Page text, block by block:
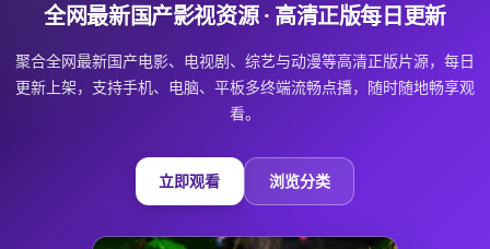
全网最新国产影视资源· 高清正版每日更新
聚合全网最新国产电影、电视剧、综艺与动漫等高清正版片源，每日
更新上架，支持手机、电脑、平板多终端流畅点播，随时随地畅享观
看。
立即观看 浏览分类